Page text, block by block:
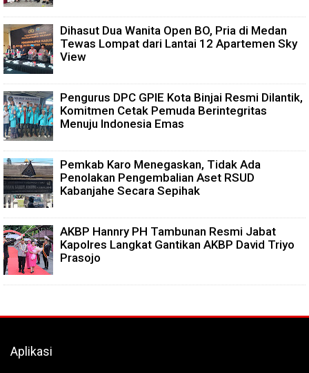
Dihasut Dua Wanita Open BO, Pria di Medan
Tewas Lompat dari Lantai 12 Apartemen Sky
View
Pengurus DPC GPIE Kota Binjai Resmi Dilantik,
Komitmen Cetak Pemuda Berintegritas
Menuju Indonesia Emas
Pemkab Karo Menegaskan, Tidak Ada
Penolakan Pengembalian Aset RSUD
Kabanjahe Secara Sepihak
AKBP Hannry PH Tambunan Resmi Jabat
Kapolres Langkat Gantikan AKBP David Triyo
Prasojo
Aplikasi